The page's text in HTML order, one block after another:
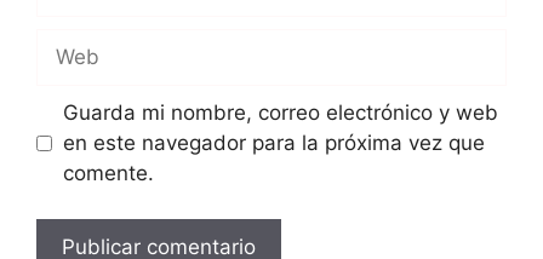
Guarda mi nombre, correo electrónico y web
en este navegador para la próxima vez que
comente.